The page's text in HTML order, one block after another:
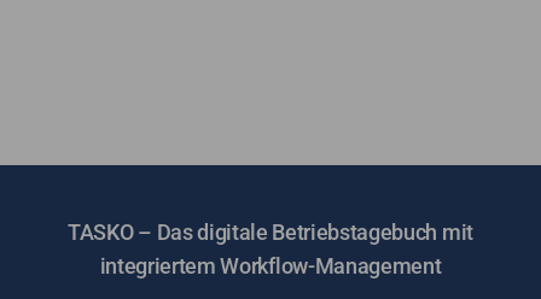
TASKO – Das digitale Betriebstagebuch mit
integriertem Workflow-Management